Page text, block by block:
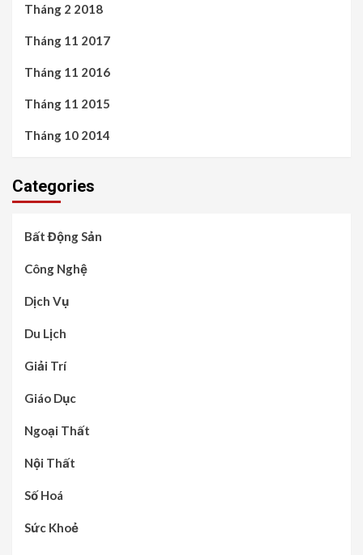
Tháng 2 2018
Tháng 11 2017
Tháng 11 2016
Tháng 11 2015
Tháng 10 2014
Categories
Bất Động Sản
Công Nghệ
Dịch Vụ
Du Lịch
Giải Trí
Giáo Dục
Ngoại Thất
Nội Thất
Số Hoá
Sức Khoẻ